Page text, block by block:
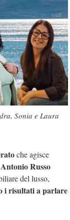
Sonia e Laura
che agisce
Antonio Russo
del lusso,
i risultati a parlare